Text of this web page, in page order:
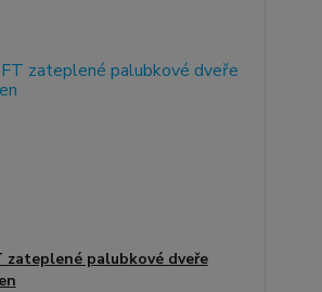
zateplené palubkové dveře